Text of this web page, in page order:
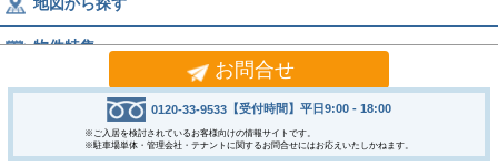
お問合せ
0120-33-9533 【受付時間】平日9:00 - 18:00
※ご入居を検討されているお客様向けの情報サイトです。
※駐車場単体・管理会社・テナントに関するお問合せにはお応えいたしかねます。
物件特集
運営会社 ＋
Copyright © 2005-2026
SAN-ESU Inc. All Rights Reserved.